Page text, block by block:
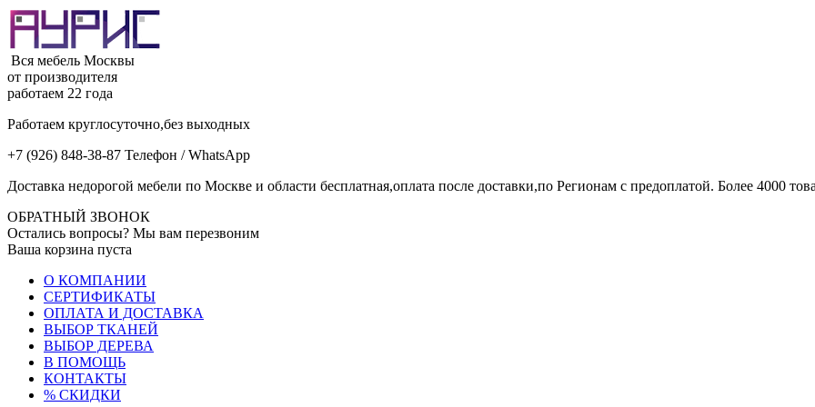
Вся мебель Москвы
от производителя
работаем 22 года
Работаем круглосуточно,без выходных
+7 (926) 848-38-87 Телефон / WhatsApp
Доставка недорогой мебели по Москве и области бесплатная,оплата после доставки,по Регионам с предоплатой. Более 4000
ОБРАТНЫЙ ЗВОНОК
Остались вопросы? Мы вам перезвоним
Ваша корзина пуста
О КОМПАНИИ
СЕРТИФИКАТЫ
ОПЛАТА И ДОСТАВКА
ВЫБОР ТКАНЕЙ
ВЫБОР ДЕРЕВА
В ПОМОЩЬ
КОНТАКТЫ
% СКИДКИ